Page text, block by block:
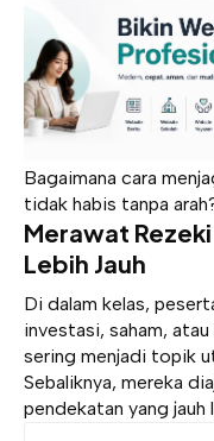
Bagaimana cara
tidak habis tanpa
Merawat
Lebih Jauh
Di dalam kelas,
investasi, saham,
sering menjadi topik
Sebaliknya, mereka
pendekatan yang jauh